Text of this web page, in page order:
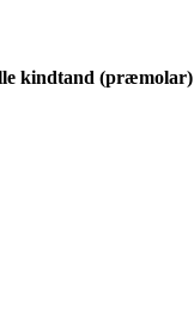
kindtand (præmolar)